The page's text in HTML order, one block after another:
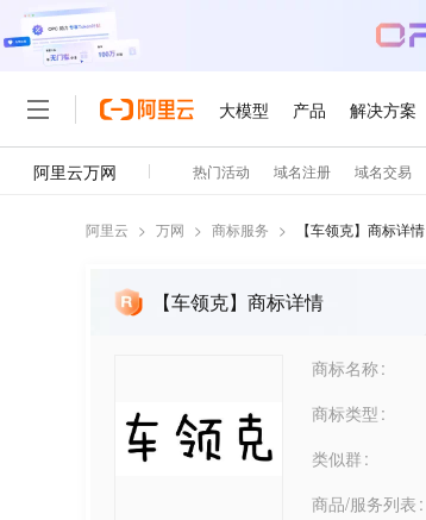
阿里云 > 万网 > 商标服务 > 【车领克】商标详情
【车领克】商标详情
商标名称
商标类型
类似群
商品/服务列表